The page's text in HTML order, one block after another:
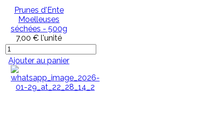
Prunes d'Ente
Moelleuses
séchées - 500g
7,00 € l'unité
Ajouter au panier